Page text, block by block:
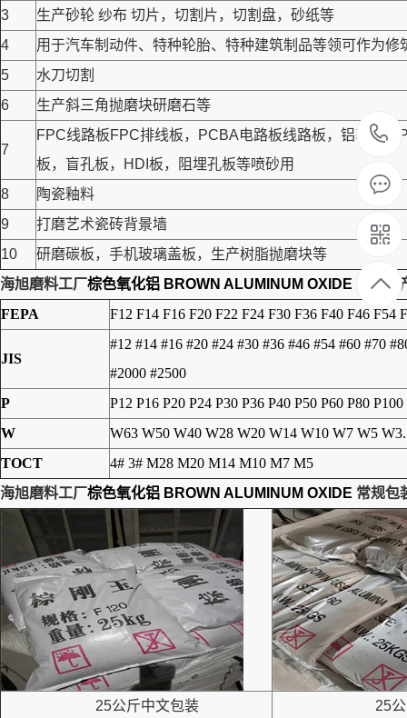
3
生产砂轮 纱布 切片，切割片，切割盘，砂纸等
4
用于汽车制动件、特种轮胎、特种建筑制品等领可作为
5
水刀切割
6
生产斜三角抛磨块研磨石等
7
FPC线路板FPC排线板，PCBA电路板线路板，铝基板
板，盲孔板，HDI板，阻埋孔板等喷砂用
8
陶瓷釉料
9
打磨艺术瓷砖背景墙
10
研磨碳板，手机玻璃盖板，生产树脂抛磨块等
海旭磨料工厂棕色氧化铝 BROWN ALUMINUM OXIDE
常规生
FEPA
F12 F14 F16 F20 F22 F24 F30 F36 F40 F46 F54
JIS
#12 #14 #16 #20 #24 #30 #36 #46 #54 #60 #70
#2000 #2500
P
P12 P16 P20 P24 P30 P36 P40 P50 P60 P80
W
W63 W50 W40 W28 W20 W14 W10 W7 W5
TOCT
4# 3# M28 M20 M14 M10 M7 M5
海旭磨料工厂棕色氧化铝 BROWN ALUMINUM OXIDE 常规包
25公斤中文包装
25公